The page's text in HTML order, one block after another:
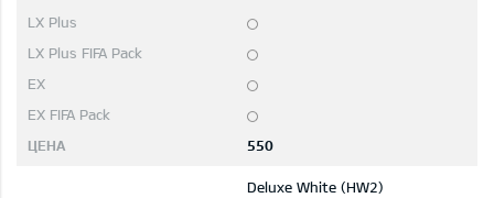
550
Deluxe White (HW2)